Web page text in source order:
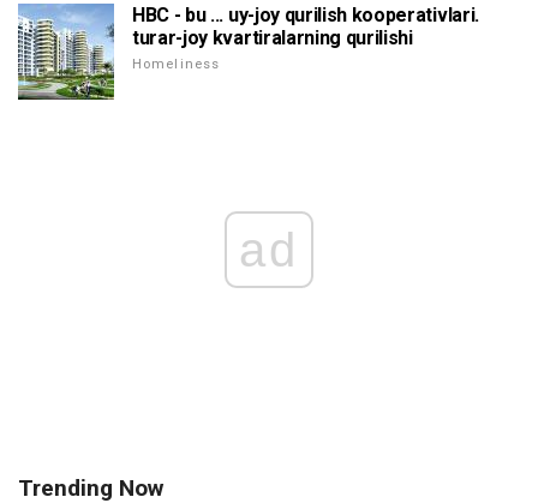
HBC - bu ... uy-joy qurilish kooperativlari.
turar-joy kvartiralarning qurilishi
Homeliness
ad
Trending Now